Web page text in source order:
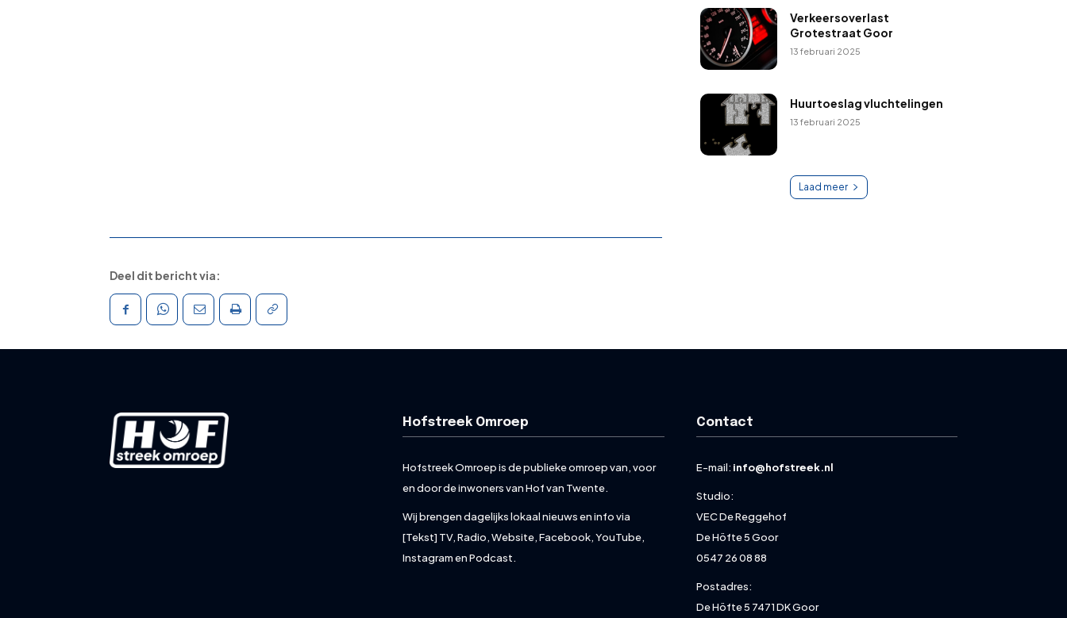
Verkeersoverlast
Grotestraat Goor
13 februari 2025
Huurtoeslag vluchtelingen
13 februari 2025
Laad meer
Deel dit bericht via:
Hofstreek Omroep
Hofstreek Omroep is de publieke omroep van, voor
en door de inwoners van Hof van Twente.
Wij brengen dagelijks lokaal nieuws en info via
[Tekst] TV, Radio, Website, Facebook, YouTube,
Instagram en Podcast.
Contact
E-mail: info@hofstreek.nl
Studio:
VEC De Reggehof
De Höfte 5 Goor
0547 26 08 88
Postadres:
De Höfte 5 7471 DK Goor